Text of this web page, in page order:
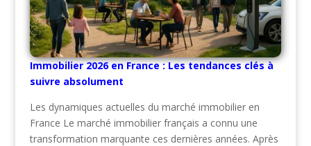
Immobilier 2026 en France : Les tendances clés à
suivre absolument
Les dynamiques actuelles du marché immobilier en
France Le marché immobilier français a connu une
transformation marquante ces dernières années. Après